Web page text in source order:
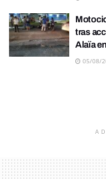
tras
Alaïa
05/08/